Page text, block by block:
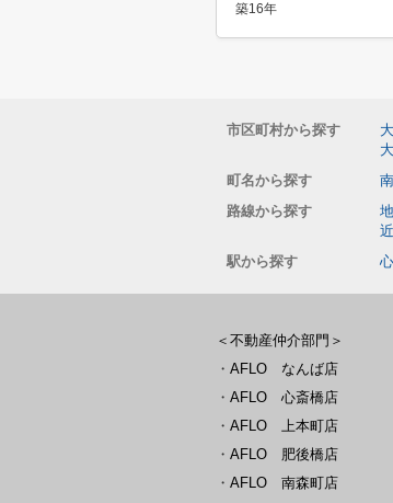
築16年
市区町村から探す
町名から探す
路線から探す
駅から探す
＜不動産仲介部門＞
・ AFLO なんば店
・ AFLO 心斎橋店
・ AFLO 上本町店
・ AFLO 肥後橋店
・ AFLO 南森町店